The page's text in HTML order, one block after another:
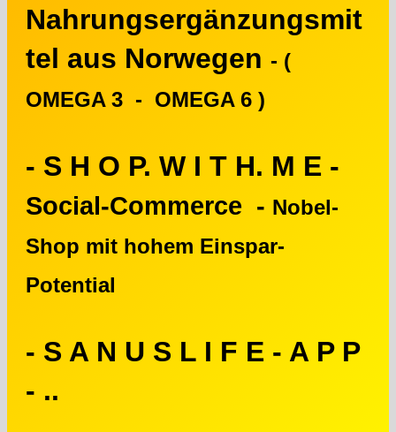
Nahrungsergänzungsmit
tel aus Norwegen - (
OMEGA 3 - OMEGA 6 )
- S H O P. W I T H. M E -
Social-Commerce - Nobel-
Shop mit hohem Einspar-
Potential
- S A N U S L I F E - A P P
- ..